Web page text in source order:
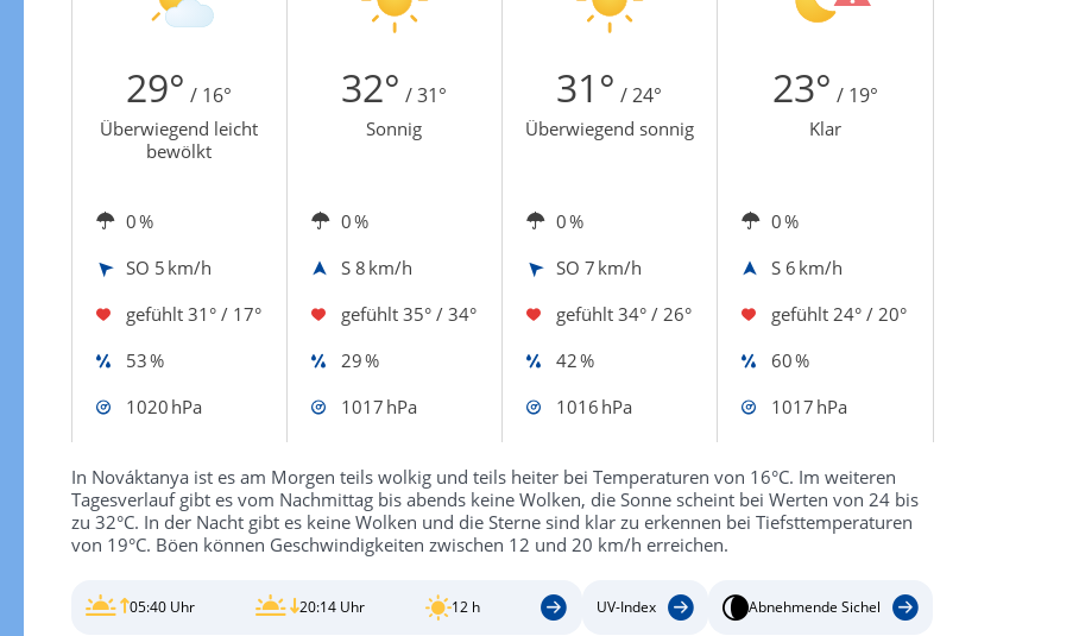
29° / 16° 32° / 31° 31° / 24° 23° / 19°
Überwiegend leicht
bewölkt
Sonnig Überwiegend sonnig Klar
0 % 0 % 0 %
0 %
SO 5 km/h S 8 km/h SO 7 km/h S 6 km/h
gefühlt 31° / 17° gefühlt 35° / 34° gefühlt 34° / 26° gefühlt 24° / 20°
53 %
29 % 42 %
60 %
1020 hPa
1017 hPa 1016 hPa 1017 hPa
In Nováktanya ist es am Morgen teils wolkig und teils heiter bei Temperaturen von 16°C. Im weiteren
Tagesverlauf gibt es vom Nachmittag bis abends keine Wolken, die Sonne scheint bei Werten von 24 bis
zu 32°C. In der Nacht gibt es keine Wolken und die Sterne sind klar zu erkennen bei Tiefsttemperaturen
von 19°C. Böen können Geschwindigkeiten zwischen 12 und 20 km/h erreichen.
05:40 Uhr 20:14 Uhr 12 h UV-Index Abnehmende Sichel